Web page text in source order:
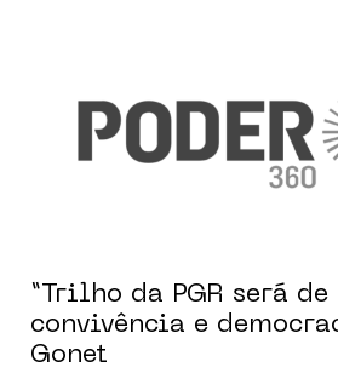
“Trilho da PGR será de
convivência e
Gonet